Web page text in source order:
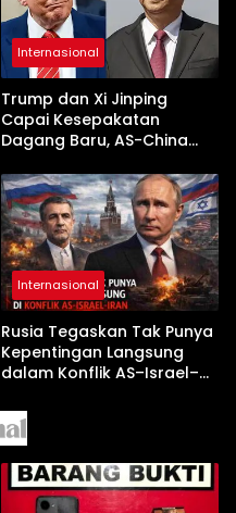
Internasional
Trump dan Xi Jinping
Capai Kesepakatan
Dagang Baru, AS-China
Jelang Kunjungan Beijing
Internasional
Rusia Tegaskan Tak Punya
Kepentingan Langsung
dalam Konflik AS–Israel–